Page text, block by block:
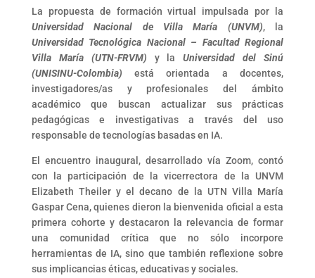
La propuesta de formación virtual impulsada por la
Universidad Nacional de Villa María (UNVM), la
Universidad Tecnológica Nacional – Facultad Regional
Villa María (UTN-FRVM) y laUniversidad del Sinú
(UNISINU-Colombia) está orientada a docentes,
investigadores/as y profesionales del ámbito
académico que buscan actualizar sus prácticas
pedagógicas e investigativas a través del uso
responsable de tecnologías basadas en IA.
El encuentro inaugural, desarrollado vía Zoom, contó
con la participación de la vicerrectora de la UNVM
Elizabeth Theiler y el decano de la UTN Villa María
Gaspar Cena, quienes dieron la bienvenida oficial a esta
primera cohorte y destacaron la relevancia de formar
una comunidad crítica que no sólo incorpore
herramientas de IA, sino que también reflexione sobre
sus implicancias éticas, educativas y sociales.